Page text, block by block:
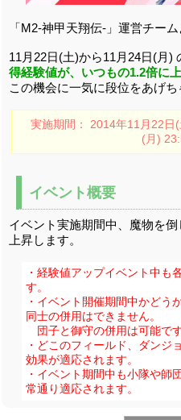
「M2-神甲天翔伝-」運営チー
11月22日(土)から11月24日(月)
得経験値が、いつもの1.2倍に上
この機会に一気に段位をあげち
実施期間： 2014年11月22日
(月)
イベント概要
イベント実施期間中、魔物を
上昇します。
・経験値アップイベント中も
す。
・イベント開催期間中かどう
同士の併用はできません。
団子と御守の併用は可能です
・どこのフィールド、ダンジ
効果が適応されます。
・イベント期間中も小隊や師
常通り適応されます。